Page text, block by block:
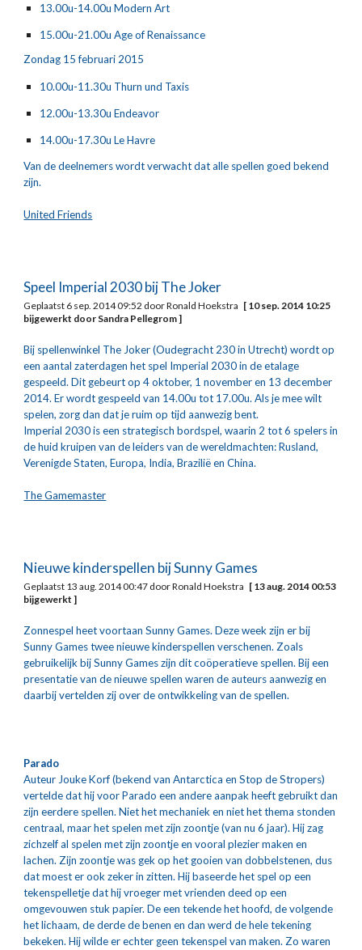
13.00u-14.00u Modern Art
15.00u-21.00u Age of Renaissance
Zondag 15 februari 2015
10.00u-11.30u Thurn und Taxis
12.00u-13.30u Endeavor
14.00u-17.30u Le Havre
Van de deelnemers wordt verwacht dat alle spellen goed bekend
zijn.
United Friends
Speel Imperial 2030 bij The Joker
Geplaatst 6 sep. 2014 09:52 door Ronald Hoekstra [ 10 sep. 2014 10:25
bijgewerkt door Sandra Pellegrom ]
Bij spellenwinkel The Joker (Oudegracht 230 in Utrecht) wordt op
een aantal zaterdagen het spel Imperial 2030 in de etalage
gespeeld. Dit gebeurt op 4 oktober, 1 november en 13 december
2014. Er wordt gespeeld van 14.00u tot 17.00u. Als je mee wilt
spelen, zorg dan dat je ruim op tijd aanwezig bent.
Imperial 2030 is een strategisch bordspel, waarin 2 tot 6 spelers in
de huid kruipen van de leiders van de wereldmachten: Rusland,
Verenigde Staten, Europa, India, Brazilië en China.
The Gamemaster
Nieuwe kinderspellen bij Sunny Games
Geplaatst 13 aug. 2014 00:47 door Ronald Hoekstra [ 13 aug. 2014 00:53
bijgewerkt ]
Zonnespel heet voortaan Sunny Games. Deze week zijn er bij
Sunny Games twee nieuwe kinderspellen verschenen. Zoals
gebruikelijk bij Sunny Games zijn dit coöperatieve spellen. Bij een
presentatie van de nieuwe spellen waren de auteurs aanwezig en
daarbij vertelden zij over de ontwikkeling van de spellen.
Parado
Auteur Jouke Korf (bekend van Antarctica en Stop de Stropers)
vertelde dat hij voor Parado een andere aanpak heeft gebruikt dan
zijn eerdere spellen. Niet het mechaniek en niet het thema stonden
centraal, maar het spelen met zijn zoontje (van nu 6 jaar). Hij zag
zichzelf al spelen met zijn zoontje en vooral plezier maken en
lachen. Zijn zoontje was gek op het gooien van dobbelstenen, dus
dat moest er ook zeker in zitten. Hij baseerde het spel op een
tekenspelletje dat hij vroeger met vrienden deed op een
omgevouwen stuk papier. De een tekende het hoofd, de volgende
het lichaam, de derde de benen en dan werd de hele tekening
bekeken. Hij wilde er echter geen tekenspel van maken. Zo waren